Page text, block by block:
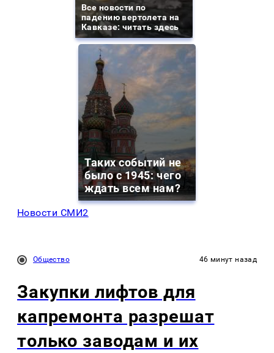
Все новости по
падению вертолета на
Кавказе: читать здесь
Таких событий не
было с 1945: чего
ждать всем нам?
Новости СМИ2
Общество 46 минут назад
Закупки лифтов для
капремонта разрешат
только заводам и их